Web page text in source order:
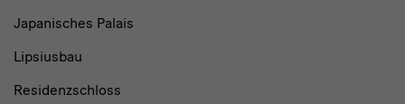
Japanisches Palais
Lipsiusbau
Residenzschloss